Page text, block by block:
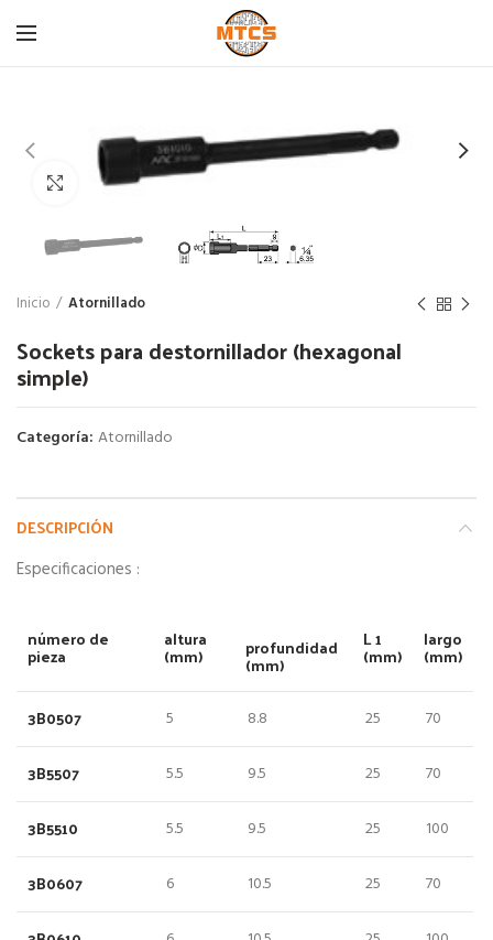
Click para agrandar
Inicio Atornillado
Sockets para destornillador (hexagonal
simple)
Categoría: Atornillado
DESCRIPCIÓN
Especificaciones :
número de
pieza
altura
(mm) profundidad
(mm)
L1
(mm)
largo
(mm)
3B0507 5 8.8 25 70
3B5507 5.5 9.5 25 70
3B5510 5.5 9.5 25 100
3B0607 6 10.5 25 70